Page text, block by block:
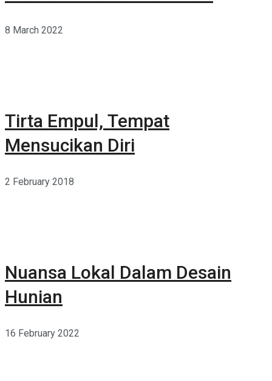
8 March 2022
Tirta Empul, Tempat
Mensucikan Diri
2 February 2018
Nuansa Lokal Dalam Desain
Hunian
16 February 2022